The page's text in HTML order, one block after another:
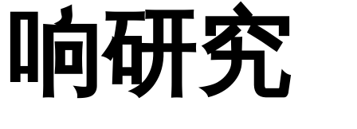
响研究